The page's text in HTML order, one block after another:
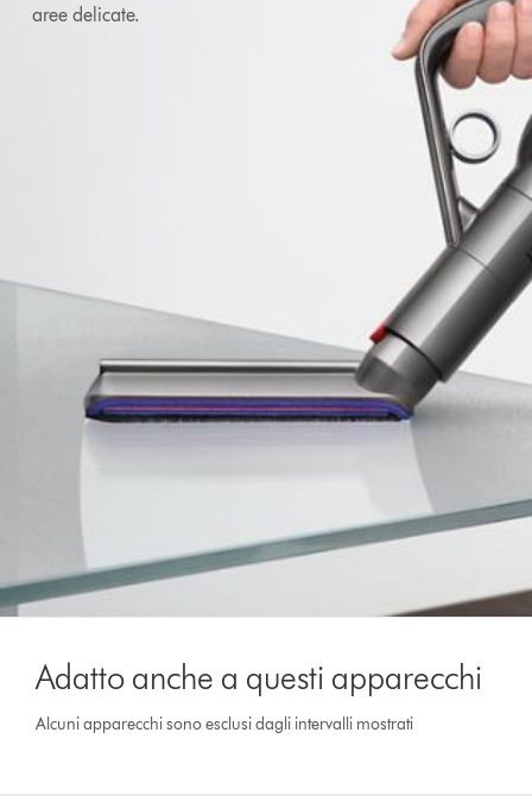
aree delicate.
Adatto anche a questi apparecchi
Alcuni apparecchi sono esclusi dagli intervalli mostrati